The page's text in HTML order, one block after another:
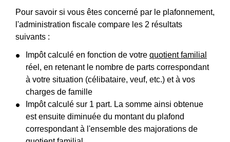
Pour savoir si vous êtes concerné par le plafonnement,
l'administration fiscale compare les 2 résultats
suivants :
Impôt calculé en fonction de votre quotient familial
réel, en retenant le nombre de parts correspondant
à votre situation (célibataire, veuf, etc.) et à vos
charges de famille
Impôt calculé sur 1 part. La somme ainsi obtenue
est ensuite diminuée du montant du plafond
correspondant à l'ensemble des majorations de